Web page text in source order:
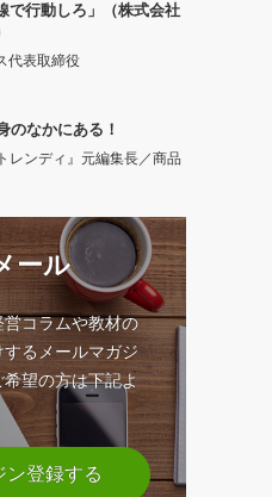
行動しろ」（株式会社
代表取締役
なかにある！
ンディ』元編集長／商品
ール
コラムや教材の
るメールマガジ
望の方は下記よ
ン登録する